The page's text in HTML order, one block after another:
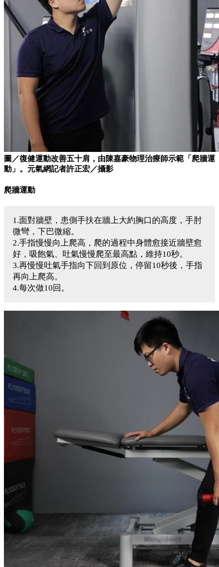
圖／復健運動改善五十肩，由陳嘉豪物理治療師示範「爬牆運
動」。元氣網記者許正宏／攝影
爬牆運動
1.面對牆壁，患側手扶在牆上大約胸口的高度，手肘
微彎，下巴微縮。
2.手指慢慢向上爬高，爬的過程中身體愈接近牆壁愈
好，吸飽氣、吐氣慢慢爬至最高點，維持10秒。
3.再慢慢吐氣手指向下回到原位，停留10秒後，手指
再向上爬高。
4.每次做10回。